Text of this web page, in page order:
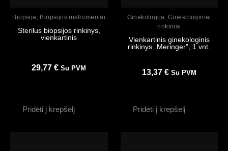
Biopsija, Biopsijos instrumentai
Sterilus biopsijos rinkinys,
vienkartinis
29,77€ Su PVM
Pridėti į krepšelį
Ginekologija,Ginekologiniai
rinkiniai
Vienkartinis ginekologinis
rinkinys „Meringer”, 1 vnt.
13,37 € Su PVM
Pridėti į krepšelį